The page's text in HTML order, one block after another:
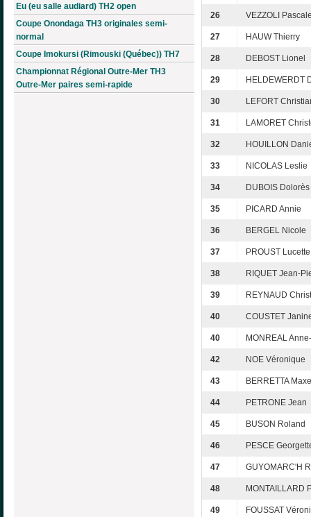
Eu (eu salle audiard) TH2 open
Coupe Onondaga TH3 originales semi-
normal
Coupe Imokursi (Rimouski (Québec)) TH7
Championnat Régional Outre-Mer TH3
Outre-Mer paires semi-rapide
26 VEZZOLI
27 HAUW Thierry
28 DEBOST Lionel
29 HELDEWERDT
30 LEFORT
31 LAMORET
32 HOUILLON
33 NICOLAS Leslie
34 DUBOIS Dolorès
35 PICARD Annie
36 BERGEL Nicole
37 PROUST Lucette
38 RIQUET Jean-
39 REYNAUD
40 COUSTET
40 MONREAL
42 NOE Véronique
43 BERRETTA
44 PETRONE Jean
45 BUSON Roland
46 PESCE
47 GUYOMARC'H
48 MONTAILLARD
49 FOUSSAT